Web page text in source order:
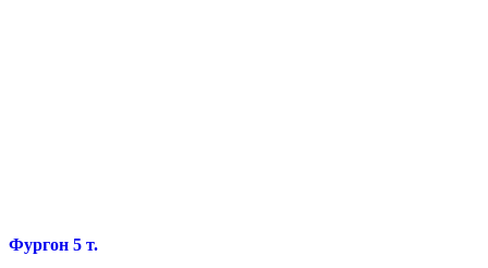
Фургон 5 т.